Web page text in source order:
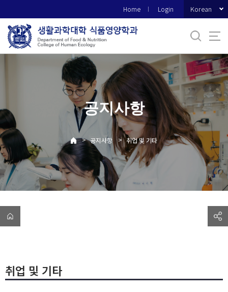
로
메
Home Login Korean
공지사항
> 공지사항 > 취업 및 기타
취업 및 기타